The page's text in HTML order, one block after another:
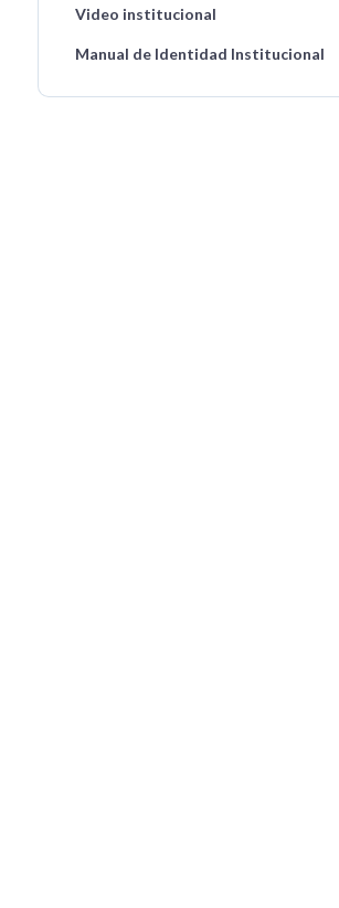
Video institucional
Manual de Identidad Institucional